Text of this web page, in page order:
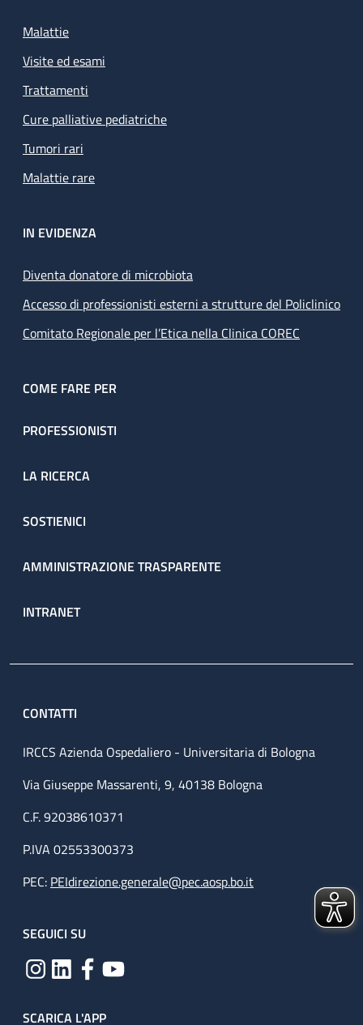
Malattie
Visite ed esami
Trattamenti
Cure palliative pediatriche
Tumori rari
Malattie rare
IN EVIDENZA
Diventa donatore di microbiota
Accesso di professionisti esterni a strutture del Policlinico
Comitato Regionale per l’Etica nella Clinica COREC
COME FARE PER
PROFESSIONISTI
LA RICERCA
SOSTIENICI
AMMINISTRAZIONE TRASPARENTE
INTRANET
CONTATTI
IRCCS Azienda Ospedaliero - Universitaria di Bologna
Via Giuseppe Massarenti, 9, 40138 Bologna
C.F. 92038610371
P.IVA 02553300373
PEC: PEIdirezione.generale@pec.aosp.bo.it
SEGUICI SU
SCARICA L'APP